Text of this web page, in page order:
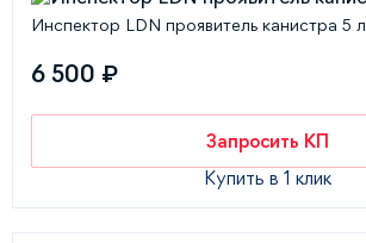
Инспектор LDN проявитель канистра 5 л
6 500 ₽
Запросить КП
Купить в 1 клик